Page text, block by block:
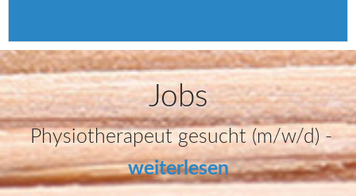
Jobs
Physiotherapeut gesucht (m/w/d) -
weiterlesen